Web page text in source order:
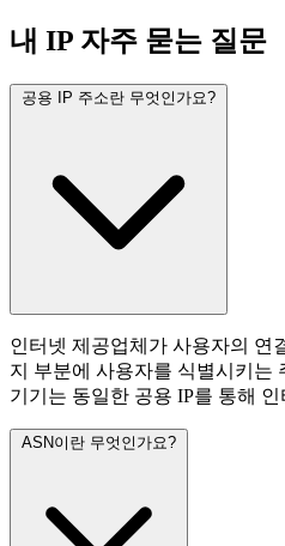
내 IP 자주 묻는 질문
공용 IP 주소란 무엇인가요?
인터넷 제공업체가 사용자의 연
지 부분에 사용자를 식별시키는
기기는 동일한 공용 IP를 통해
ASN이란 무엇인가요?